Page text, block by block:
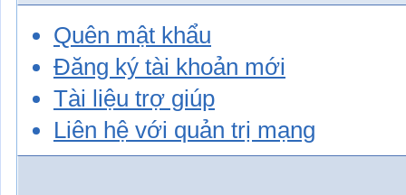
Quên mật khẩu
Đăng ký tài khoản mới
Tài liệu trợ giúp
Liên hệ với quản trị mạng